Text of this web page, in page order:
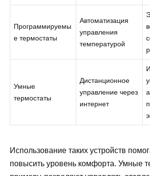
Программируемы
е термостаты
Автоматизация
управления
температурой
Умные
термостаты
Дистанционное
управление через
интернет
Использование таких устройств
повысить уровень комфорта. Умные